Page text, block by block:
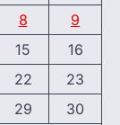
8
9
15
16
22
23
29
30